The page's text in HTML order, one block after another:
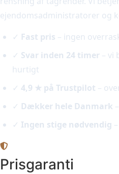
ejendomsadministratorer og
✓ Fast pris – ingen
✓ Svar inden 24 timer – vi
hurtigt
✓ 4,9 ★ på Trustpilot –
✓ Dækker hele Danmark
✓ Ingen stige nødvendig
Prisgaranti